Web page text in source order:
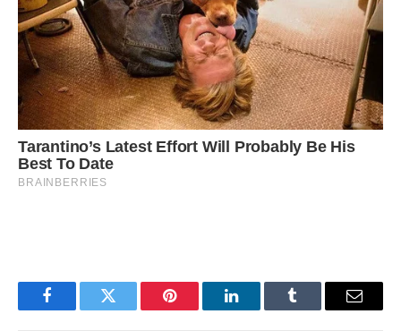
FacebookTwitter Pinterest LinkedInTumblr Email